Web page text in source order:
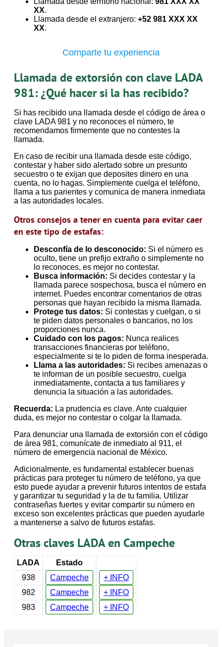
XX.
Llamada desde el extranjero: +52 981 XXX XX
XX.
Comparte tu experiencia
Llamada de extorsión con clave LADA
981: ¿Qué hacer si la has recibido?
Si has recibido una llamada desde el código de área o
clave LADA 981 y no reconoces el número, te
recomendamos firmemente que no contestes la
llamada.
En caso de recibir una llamada desde este código,
contestar y haber sido alertado sobre un presunto
secuestro o te exijan que deposites dinero en una
cuenta, no lo hagas. Simplemente cuelga el teléfono,
llama a tus parientes y comunica de manera inmediata
a las autoridades locales.
Otros consejos a tener en cuenta para evitar caer
en este tipo de estafas:
Desconfía de lo desconocido: Si el número es
oculto, tiene un prefijo extraño o simplemente no
lo reconoces, es mejor no contestar.
Busca información: Si decides contestar y la
llamada parece sospechosa, busca el número en
internet. Puedes encontrar comentarios de otras
personas que hayan recibido la misma llamada.
Protege tus datos: Si contestas y cuelgan, o si
te piden datos personales o bancarios, no los
proporciones nunca.
Cuidado con los pagos: Nunca realices
transacciones financieras por teléfono,
especialmente si te lo piden de forma inesperada.
Llama a las autoridades: Si recibes amenazas o
te informan de un posible secuestro, cuelga
inmediatamente, contacta a tus familiares y
denuncia la situación a las autoridades.
Recuerda: La prudencia es clave. Ante cualquier
duda, es mejor no contestar o colgar la llamada.
Para denunciar una llamada de extorsión con el código
de área 981, comunícate de inmediato al 911, el
número de emergencia nacional de México.
Adicionalmente, es fundamental establecer buenas
prácticas para proteger tu número de teléfono, ya que
esto puede ayudar a prevenir futuros intentos de estafa
y garantizar tu seguridad y la de tu familia. Utilizar
contraseñas fuertes y evitar compartir su número en
exceso son excelentes prácticas que pueden ayudarle
a mantenerse a salvo de futuros estafas.
Otras claves LADA en Campeche
LADA
Estado
938
Campeche
+ INFO
982
Campeche
+ INFO
983
Campeche + INFO